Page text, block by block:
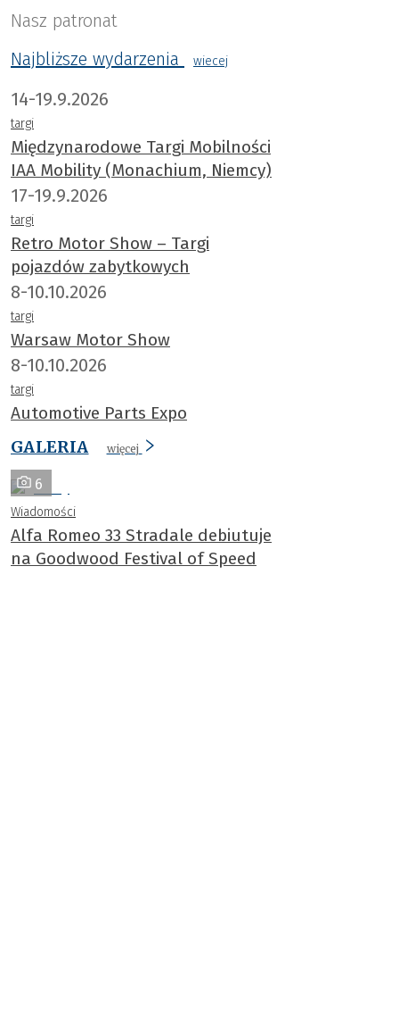
Nasz patronat
Najbliższe wydarzenia
wiecej
14-19.9.2026
targi
Międzynarodowe Targi Mobilności
IAA Mobility (Monachium, Niemcy)
17-19.9.2026
targi
Retro Motor Show – Targi
pojazdów zabytkowych
8-10.10.2026
targi
Warsaw Motor Show
8-10.10.2026
targi
Automotive Parts Expo
GALERIA
więcej
6
Wiadomości
Alfa Romeo 33 Stradale debiutuje
na Goodwood Festival of Speed